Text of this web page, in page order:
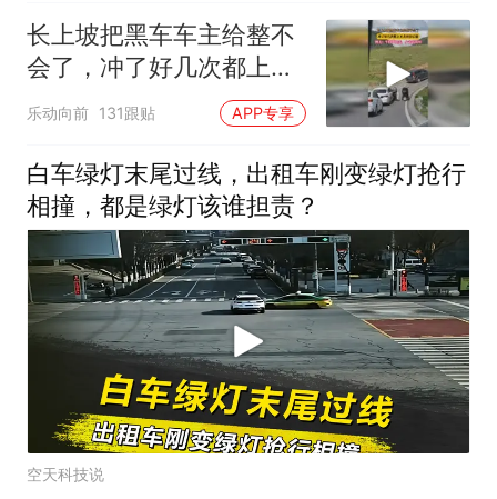
长上坡把黑车车主给整不
会了，冲了好几次都上不
去还往后溜，网友：车技
不过关，少走云贵川
乐动向前 131跟贴 APP专享
白车绿灯末尾过线，出租车刚变绿灯抢行
相撞，都是绿灯该谁担责？
空天科技说